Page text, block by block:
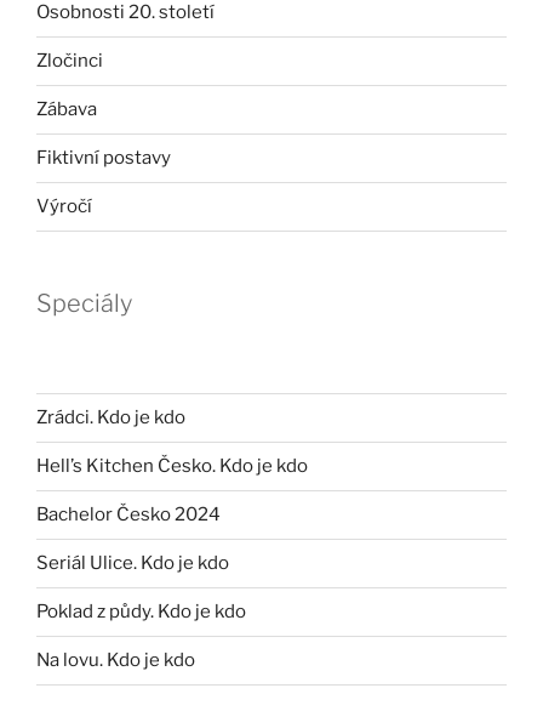
Osobnosti 20. století
Zločinci
Zábava
Fiktivní postavy
Výročí
Speciály
Zrádci. Kdo je kdo
Hell’s Kitchen Česko. Kdo je kdo
Bachelor Česko 2024
Seriál Ulice. Kdo je kdo
Poklad z půdy. Kdo je kdo
Na lovu. Kdo je kdo